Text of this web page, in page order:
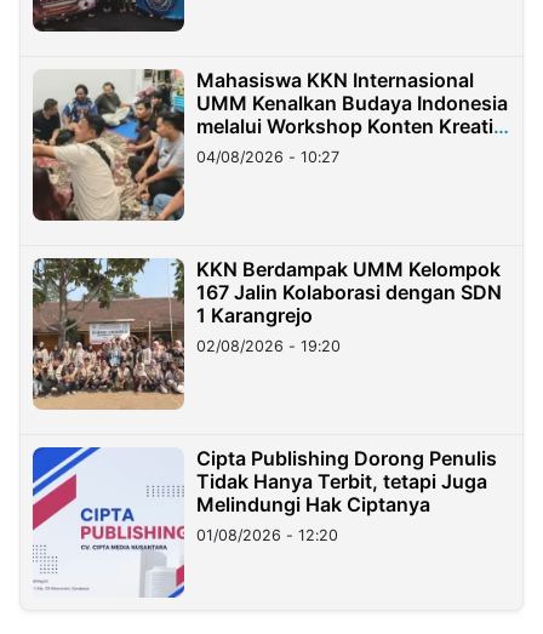
Mahasiswa KKN Internasional
UMM Kenalkan Budaya Indonesia
melalui Workshop Konten Kreatif
di Taiwan
04/08/2026 - 10:27
KKN Berdampak UMM Kelompok
167 Jalin Kolaborasi dengan SDN
1 Karangrejo
02/08/2026 - 19:20
Cipta Publishing Dorong Penulis
Tidak Hanya Terbit, tetapi Juga
Melindungi Hak Ciptanya
01/08/2026 - 12:20